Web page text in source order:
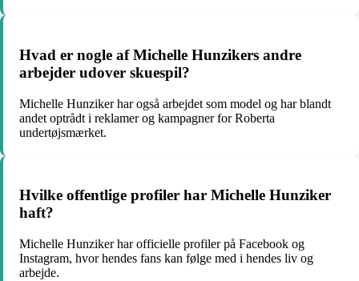
Hvad er nogle af Michelle Hunzikers andre
arbejder udover skuespil?
Michelle Hunziker har også arbejdet som model og har blandt
andet optrådt i reklamer og kampagner for Roberta
undertøjsmærket.
Hvilke offentlige profiler har Michelle Hunziker
haft?
Michelle Hunziker har officielle profiler på Facebook og
Instagram, hvor hendes fans kan følge med i hendes liv og
arbejde.